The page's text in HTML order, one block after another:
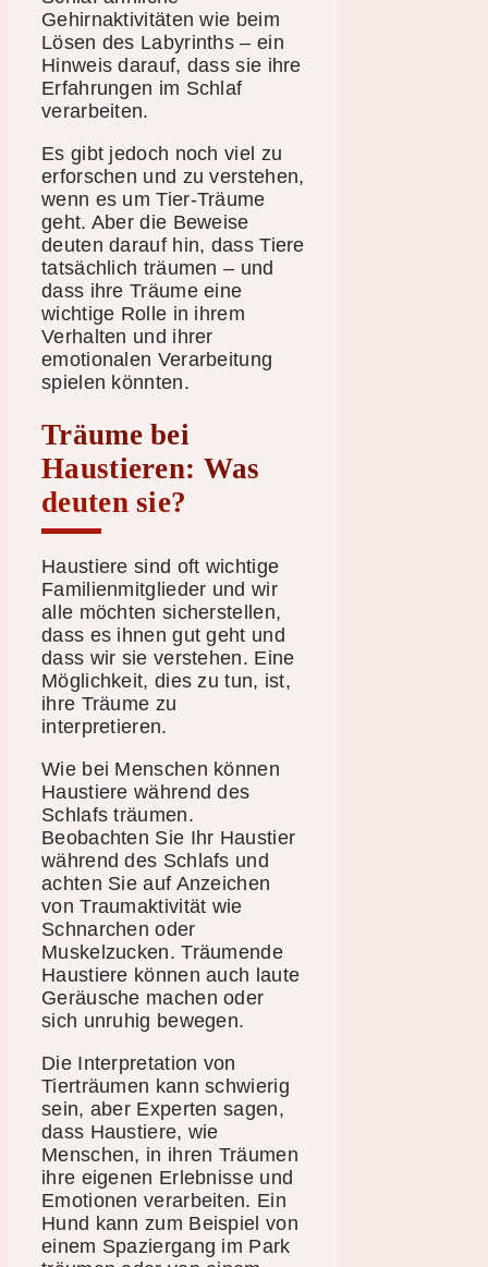
Gehirnaktivitäten wie beim
Lösen des Labyrinths – ein
Hinweis darauf, dass sie ihre
Erfahrungen im Schlaf
verarbeiten.
Es gibt jedoch noch viel zu
erforschen und zu verstehen,
wenn es um Tier-Träume
geht. Aber die Beweise
deuten darauf hin, dass Tiere
tatsächlich träumen – und
dass ihre Träume eine
wichtige Rolle in ihrem
Verhalten und ihrer
emotionalen Verarbeitung
spielen könnten.
Träume bei
Haustieren: Was
deuten sie?
Haustiere sind oft wichtige
Familienmitglieder und wir
alle möchten sicherstellen,
dass es ihnen gut geht und
dass wir sie verstehen. Eine
Möglichkeit, dies zu tun, ist,
ihre Träume zu
interpretieren.
Wie bei Menschen können
Haustiere während des
Schlafs träumen.
Beobachten Sie Ihr Haustier
während des Schlafs und
achten Sie auf Anzeichen
von Traumaktivität wie
Schnarchen oder
Muskelzucken. Träumende
Haustiere können auch laute
Geräusche machen oder
sich unruhig bewegen.
Die Interpretation von
Tierträumen kann schwierig
sein, aber Experten sagen,
dass Haustiere, wie
Menschen, in ihren Träumen
ihre eigenen Erlebnisse und
Emotionen verarbeiten. Ein
Hund kann zum Beispiel von
einem Spaziergang im Park